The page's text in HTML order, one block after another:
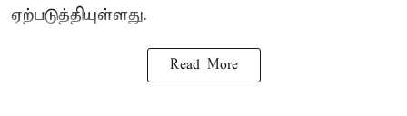
ஏற்படுத்தியுள்ளது.
Read More